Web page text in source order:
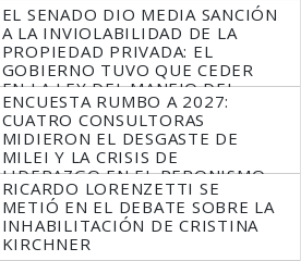
EL SENADO DIO MEDIA SANCIÓN
A LA INVIOLABILIDAD DE LA
PROPIEDAD PRIVADA: EL
GOBIERNO TUVO QUE CEDER
EN LA LEY DEL MANEJO DEL
FUEGO
ENCUESTA RUMBO A 2027:
CUATRO CONSULTORAS
MIDIERON EL DESGASTE DE
MILEI Y LA CRISIS DE
LIDERAZGO EN EL PERONISMO
RICARDO LORENZETTI SE
METIÓ EN EL DEBATE SOBRE LA
INHABILITACIÓN DE CRISTINA
KIRCHNER